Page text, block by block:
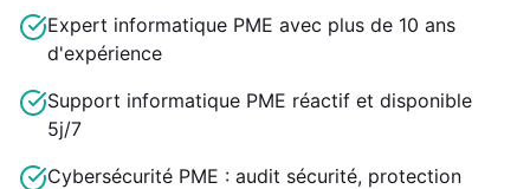
Expert informatique PME avec plus de 10 ans
d'expérience
Support informatique PME réactif et disponible
5j/7
Cybersécurité PME : audit sécurité, protection